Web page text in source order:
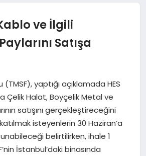
ve İlgili
Satışa
(TMSF), yaptığı açıklamada HES
Çelik Halat, Boyçelik Metal ve
satışını gerçekleştireceğini
isteyenlerin 30 Haziran’a
belirtilirken, ihale 1
İstanbul’daki binasında